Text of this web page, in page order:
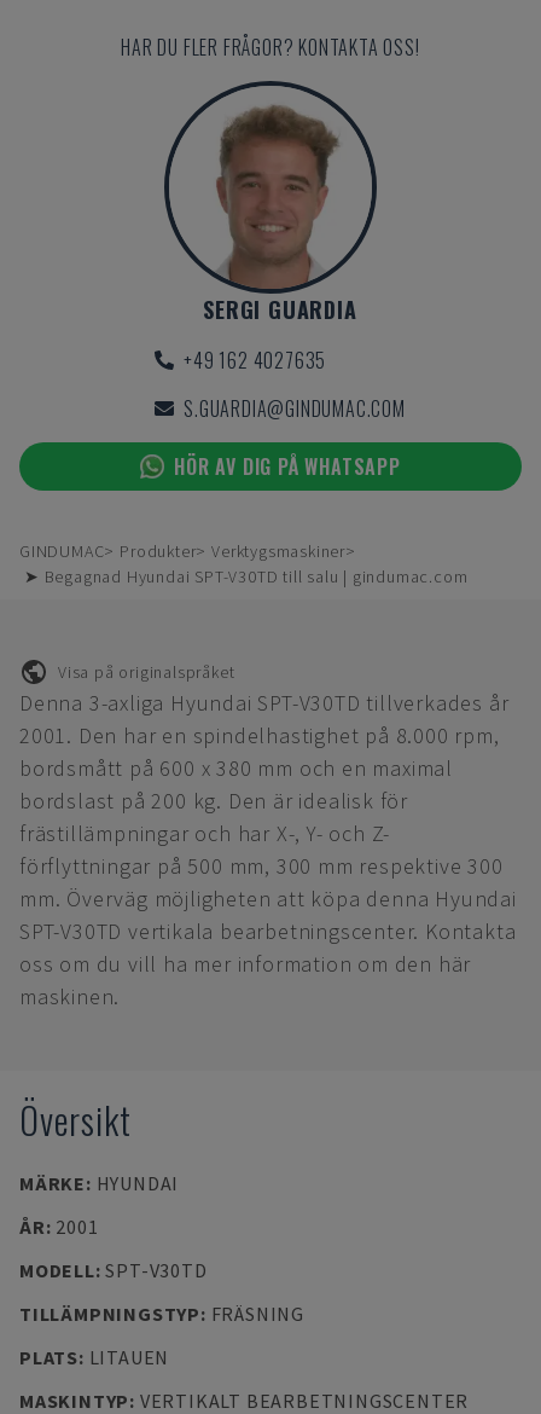
HAR DU FLER FRÅGOR? KONTAKTA OSS!
SERGI GUARDIA
+49 162 4027635
S.GUARDIA@GINDUMAC.COM
HÖR AV DIG PÅ WHATSAPP
GINDUMAC Produkter
Verktygsmaskiner
➤ Begagnad Hyundai SPT-V30TD till salu | gindumac.com
Visa på originalspråket
Denna 3-axliga Hyundai SPT-V30TD tillverkades år
2001. Den har en spindelhastighet på 8.000 rpm,
bordsmått på 600 x 380 mm och en maximal
bordslast på 200 kg. Den är idealisk för
frästillämpningar och har X-, Y- och Z-
förflyttningar på 500 mm, 300 mm respektive 300
mm. Överväg möjligheten att köpa denna Hyundai
SPT-V30TD vertikala bearbetningscenter. Kontakta
oss om du vill ha mer information om den här
maskinen.
Översikt
MÄRKE: HYUNDAI
ÅR: 2001
MODELL:SPT-V30TD
TILLÄMPNINGSTYP: FRÄSNING
PLATS: LITAUEN
MASKINTYP: VERTIKALT BEARBETNINGSCENTER